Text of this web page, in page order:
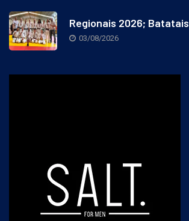
Regionais 2026; Batatais
03/08/2026